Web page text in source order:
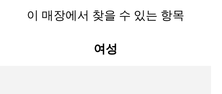
이 매장에서 찾을 수 있는 항목
여성